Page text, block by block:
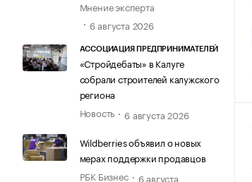
Мнение эксперта
6 августа 2026
АССОЦИАЦИЯ ПРЕДПРИНИМАТЕЛЕЙ
«Стройдебаты» в Калуге
собрали строителей калужского
региона
Новость
6 августа 2026
Wildberries объявил о новых
мерах поддержки продавцов
РБК Бизнес
6 августа